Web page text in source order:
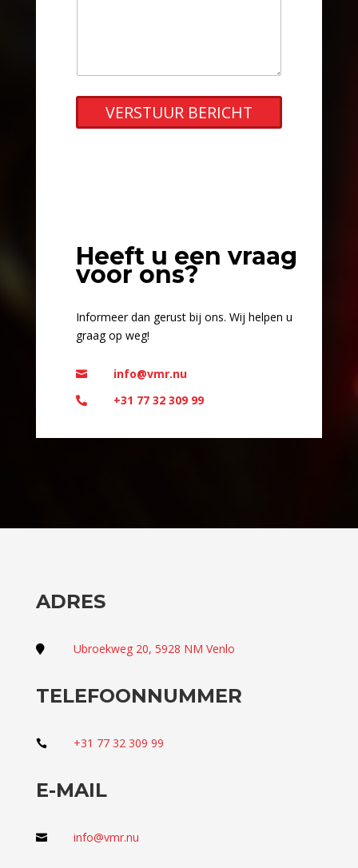
VERSTUUR BERICHT
Heeft u een vraag
voor ons?
Informeer dan gerust bij ons. Wij helpen u
graag op weg!
 info@vmr.nu
 +31 77 32 309 99
ADRES
 Ubroekweg 20, 5928 NM Venlo
TELEFOONNUMMER
 +31 77 32 309 99
E-MAIL
 info@vmr.nu